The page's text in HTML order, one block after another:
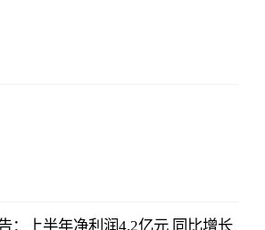
：上半年净利润4.2亿元 同比增长